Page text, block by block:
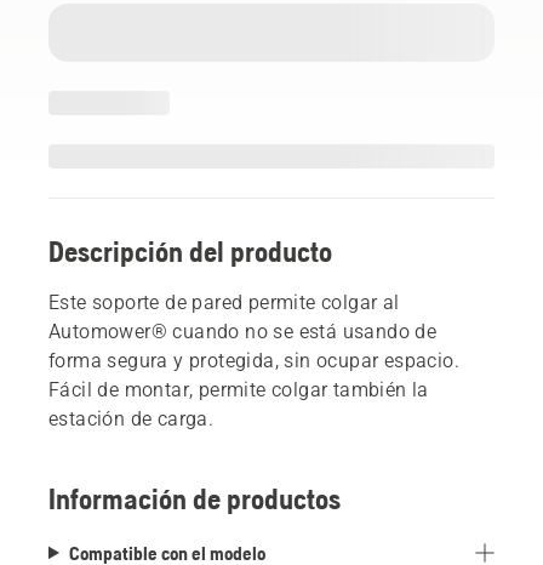
Descripción del producto
Este soporte de pared permite colgar al
Automower® cuando no se está usando de
forma segura y protegida, sin ocupar espacio.
Fácil de montar, permite colgar también la
estación de carga.
Información de productos
Compatible con el modelo